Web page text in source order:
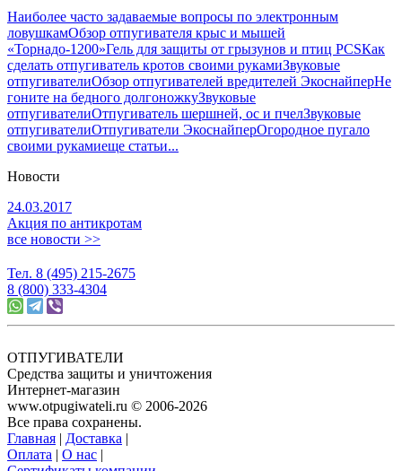
Наиболее часто задаваемые вопросы по электронным
ловушкамОбзор отпугивателя крыс и мышей
«Торнадо-1200»Гель для защиты от грызунов и птиц PCSКак
сделать отпугиватель кротов своими рукамиЗвуковые
отпугивателиОбзор отпугивателей вредителей ЭкоснайперНе
гоните на бедного долгоножкуЗвуковые
отпугивателиОтпугиватель шершней, ос и пчелЗвуковые
отпугивателиОтпугиватели ЭкоснайперОгородное пугало
своими рукамиеще статьи...
Новости
24.03.2017
Акция по антикротам
все новости >>
Тел. 8 (495) 215-2675
8 (800) 333-4304
ОТПУГИВАТЕЛИ
Средства защиты и уничтожения
Интернет-магазин
www.otpugiwateli.ru © 2006-2026
Все права сохранены.
Главная | Доставка |
Оплата | О нас |